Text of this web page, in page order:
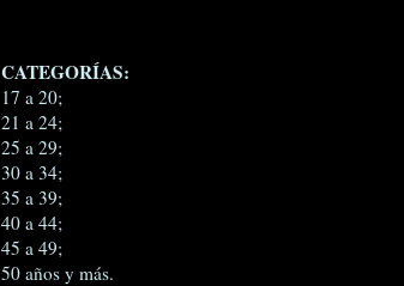
CATEGORÍAS:
17 a 20;
21 a 24;
25 a 29;
30 a 34;
35 a 39;
40 a 44;
45 a 49;
50 años y más.